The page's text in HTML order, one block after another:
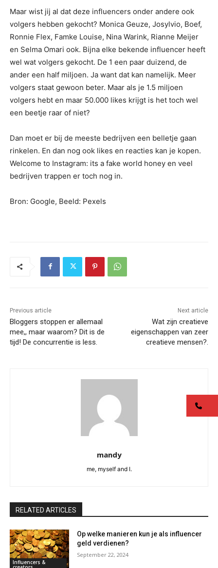
Maar wist jij al dat deze influencers onder andere ook
volgers hebben gekocht? Monica Geuze, Josylvio, Boef,
Ronnie Flex, Famke Louise, Nina Warink, Rianne Meijer
en Selma Omari ook. Bijna elke bekende influencer heeft
wel wat volgers gekocht. De 1 een paar duizend, de
ander een half miljoen. Ja want dat kan namelijk. Meer
volgers staat gewoon beter. Maar als je 1.5 miljoen
volgers hebt en maar 50.000 likes krijgt is het toch wel
een beetje raar of niet?
Dan moet er bij de meeste bedrijven een belletje gaan
rinkelen. En dan nog ook likes en reacties kan je kopen.
Welcome to Instagram: its a fake world honey en veel
bedrijven trappen er toch nog in.
Bron: Google, Beeld: Pexels
Previous article
Bloggers stoppen er allemaal
mee,, maar waarom? Dit is de
tijd! De concurrentie is less.
Next article
Wat zijn creatieve
eigenschappen van zeer
creatieve mensen?.
mandy
me, myself and I.
RELATED ARTICLES
Influencers &
Op welke manieren kun je als influencer
geld verdienen?
September 22, 2024